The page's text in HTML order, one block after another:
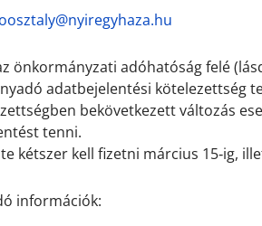
önkormányzati adóhatóság felé
adatbejelentési kötelezettség
bekövetkezett változás
tenni.
kétszer kell fizetni március 15‐ig,
információk: